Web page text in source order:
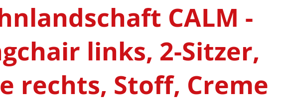
CALM -
links, 2-Sitzer,
rechts, Stoff, Creme